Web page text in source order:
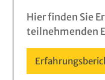
Hier finden Sie
teilnehmenden